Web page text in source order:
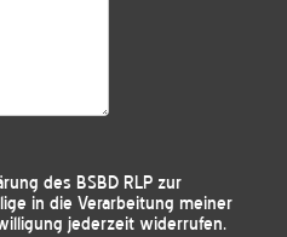
des BSBD RLP zur
in die Verarbeitung meiner
jederzeit widerrufen.